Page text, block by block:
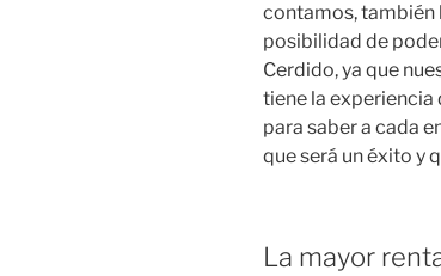
contamos, también
posibilidad de
Cerdido, ya que
tiene la experiencia
para saber a cada
que será un éxito y
La mayor